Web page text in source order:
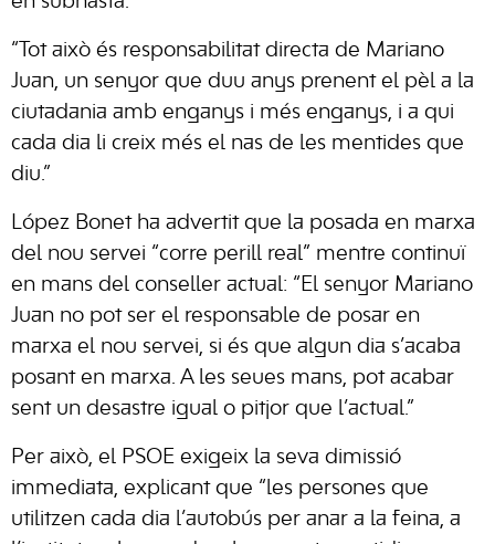
“Tot això és responsabilitat directa de Mariano
Juan, un senyor que duu anys prenent el pèl a la
ciutadania amb enganys i més enganys, i a qui
cada dia li creix més el nas de les mentides que
diu.”
López Bonet ha advertit que la posada en marxa
del nou servei “corre perill real” mentre continuï
en mans del conseller actual: “El senyor Mariano
Juan no pot ser el responsable de posar en
marxa el nou servei, si és que algun dia s’acaba
posant en marxa. A les seues mans, pot acabar
sent un desastre igual o pitjor que l’actual.”
Per això, el PSOE exigeix la seva dimissió
immediata, explicant que “les persones que
utilitzen cada dia l’autobús per anar a la feina, a